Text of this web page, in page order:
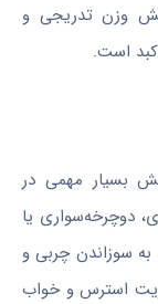
وزن تدریجی و
است.
بسیار مهمی در
دوچرخه‌سواری یا
به سوزاندن چربی و
استرس و خواب